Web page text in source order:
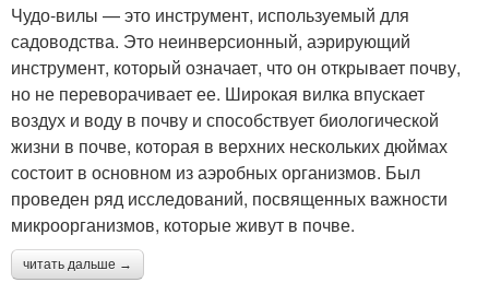
Чудо-вилы — это инструмент, используемый для
садоводства. Это неинверсионный, аэрирующий
инструмент, который означает, что он открывает почву,
но не переворачивает ее. Широкая вилка впускает
воздух и воду в почву и способствует биологической
жизни в почве, которая в верхних нескольких дюймах
состоит в основном из аэробных организмов. Был
проведен ряд исследований, посвященных важности
микроорганизмов, которые живут в почве.
читать дальше →